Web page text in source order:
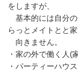
をしますが、
基本的には自分の
らっとメイトとと
向きません。
・家の外で働く人(
・パーティーハウ